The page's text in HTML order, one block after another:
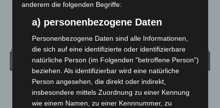
Wetter
LANGENHAGEN
Überwiegend Bewölkt
anderem die folgenden Begriffe:
a) personenbezogene Daten
Personenbezogene Daten sind alle Informationen,
die sich auf eine identifizierte oder identifizierbare
natürliche Person (im Folgenden "betroffene Person")
beziehen. Als identifizierbar wird eine natürliche
Person angesehen, die direkt oder indirekt,
insbesondere mittels Zuordnung zu einer Kennung
wie einem Namen, zu einer Kennnummer, zu